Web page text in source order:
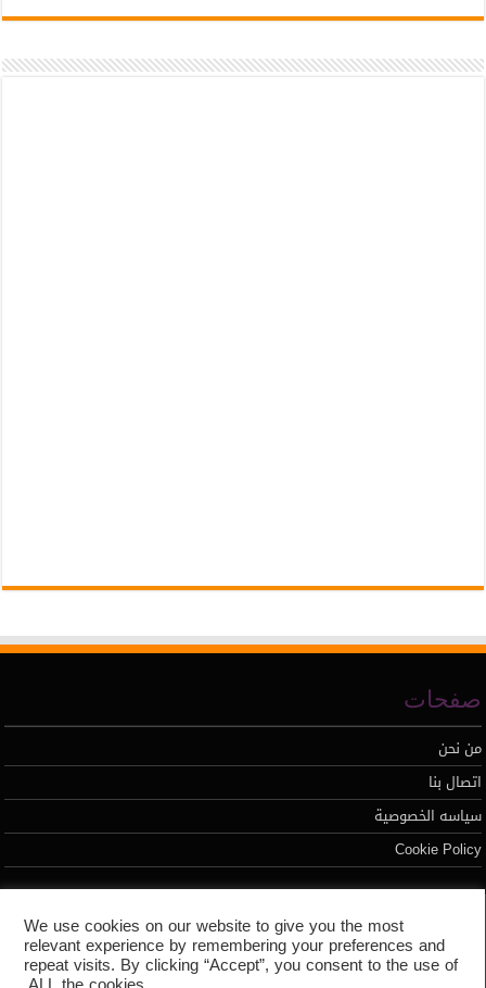
صفحات
من نحن
اتصال بنا
سياسه الخصوصية
Cookie Policy
تطوير محمد السيد
We use cookies on our website to give you the most
relevant experience by remembering your preferences and
repeat visits. By clicking “Accept”, you consent to the use of